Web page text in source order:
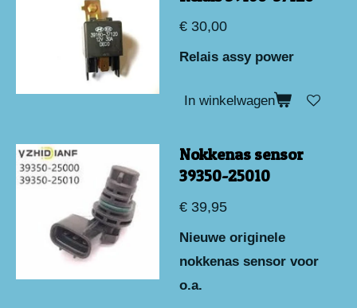
€ 30,00
Relais assy power
In winkelwagen
Nokkenas sensor
39350-25010
€ 39,95
Nieuwe originele
nokkenas sensor voor
o.a.